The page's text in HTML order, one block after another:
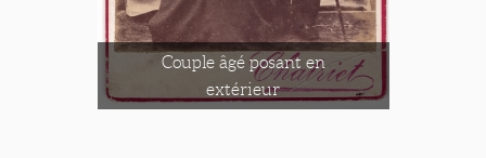
Couple âgé posant en
extérieur